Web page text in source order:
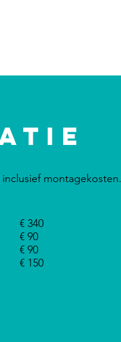
montagekosten.
€ 340
€ 90
€ 90
€ 150